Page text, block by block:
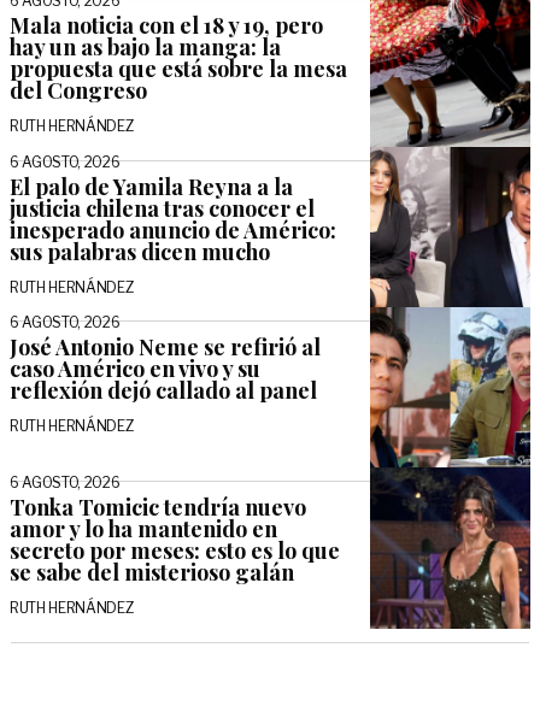
Mala noticia con el 18 y 19, pero
hay un as bajo la manga: la
propuesta que está sobre la mesa
del Congreso
RUTH HERNÁNDEZ
6 AGOSTO, 2026
El palo de Yamila Reyna a la
justicia chilena tras conocer el
inesperado anuncio de Américo:
sus palabras dicen mucho
RUTH HERNÁNDEZ
6 AGOSTO, 2026
José Antonio Neme se refirió al
caso Américo en vivo y su
reflexión dejó callado al panel
RUTH HERNÁNDEZ
6 AGOSTO, 2026
Tonka Tomicic tendría nuevo
amor y lo ha mantenido en
secreto por meses: esto es lo que
se sabe del misterioso galán
RUTH HERNÁNDEZ